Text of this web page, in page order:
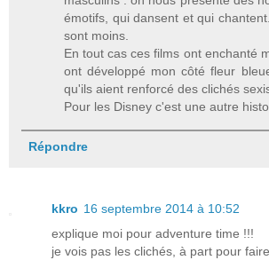
émotifs, qui dansent et qui
sont moins.
En tout cas ces films ont enchanté
ont développé mon côté fleur
qu'ils aient renforcé des clichés
Pour les Disney c'est une autre
Répondre
kkro 16 septembre 2014 à 10:52
explique moi pour adventure time !!!
je vois pas les clichés, à part pour